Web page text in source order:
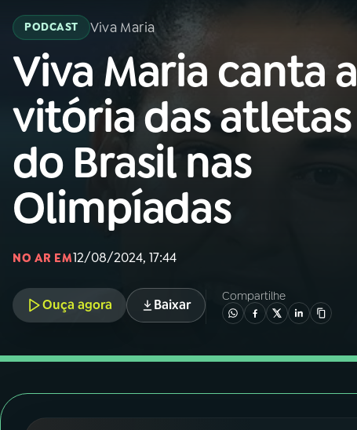
Buscar
na
Rádio
Nacional
AO VIVO
01 INÍCIO
02 A RÁDIO
03PROGRAMAÇÃO
04PROGRAMAS
05PODCASTS
na
Rádio
Nacional
PODCAST Viva Maria
Viva Maria canta a
vitória das atletas
do Brasil nas
Olimpíadas
NO AR EM12/08/2024, 17:44
Ouça agora Baixar
Compartilhe